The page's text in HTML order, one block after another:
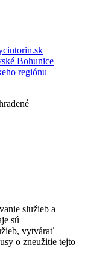
Bohunice
regiónu
služieb a
sú
vytvárať
o zneužitie tejto